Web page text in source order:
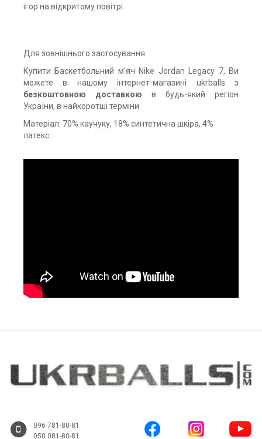
ігор на відкритому повітрі.
Для зовнішнього застосування
Купити Баскетбольний м'яч Nike Jordan Legacy 7, Ви
можете в нашому інтернет-магазині ukrballs з
безкоштовною доставкою в будь-який регіон
України, в найкоротші терміни.
Матеріал: 70% каучуку, 18% синтетична шкіра, 4%
латекс
096 781-80-81
050 081-80-81